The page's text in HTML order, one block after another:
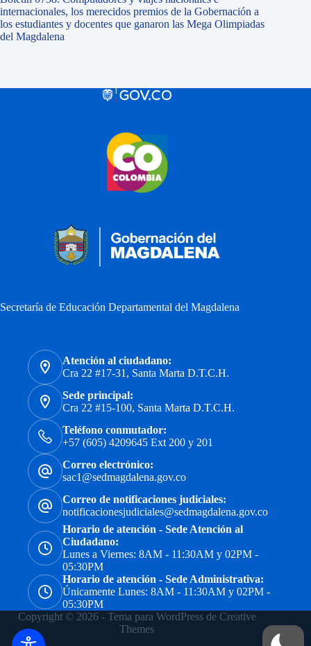
internacionales, los merecidos premios de la Gobernación a
los estudiantes y docentes que ganaron las Mega Olimpiadas
del Magdalena
Secretaría de Educación Departamental del Magdalena
Atención al ciudadano:
Cra 22 #17-31, Santa Marta D.T.C.H.
Sede principal:
Cra 22 #15-100, Santa Marta D.T.C.H.
Teléfono conmutador:
+57 (605) 4209645 Ext 200 y 201
Correo electrónico:
sac1@sedmagdalena.gov.co
Correo de notificaciones judiciales:
notificacionesjudiciales@sedmagdalena.gov.co
Horario de atención - Sede Atención al
Ciudadano:
Lunes a Viernes: 8AM - 11:30AM y 02PM -
05:30PM
Horario de atención - Sede Administrativa:
Únicamente Lunes: 8AM - 11:30AM y 02PM -
05:30PM
Copyright © 2026 - Tema para WordPress de Creative
Themes